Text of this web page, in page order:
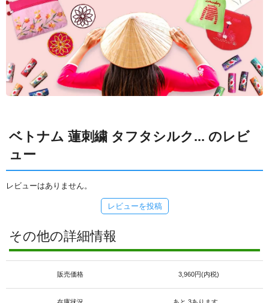
ベトナム 蓮刺繍 タフタシルク... のレビ
ュー
レビューはありません。
レビューを投稿
その他の詳細情報
販売価格 3,960円(内税)